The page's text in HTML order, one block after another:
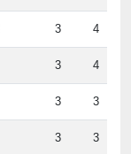
3 4
3 3
3 3
3 3